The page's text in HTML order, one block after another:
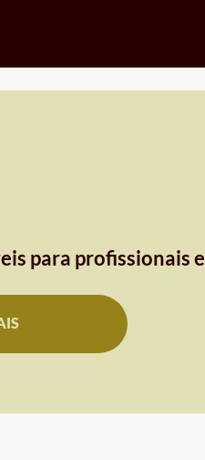
para profissionais e